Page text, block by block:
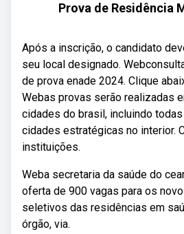
Prova de Residência
Após a inscrição, o candidato
seu local designado.
de prova enade 2024. Clique
Webas provas serão realizadas
cidades do brasil, incluindo
cidades estratégicas no interior.
instituições.
Weba secretaria da saúde do
oferta de 900 vagas para os
seletivos das residências em
órgão, via.